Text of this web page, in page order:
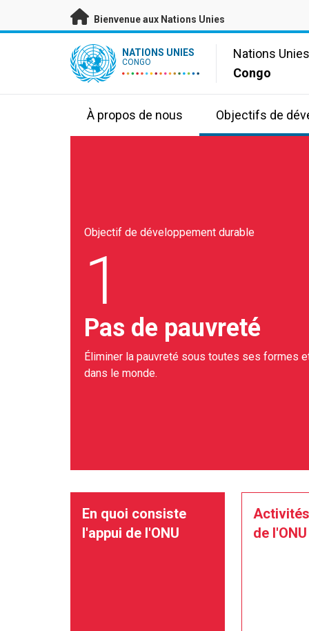
Passer au contenu principal
Bienvenue aux Nations Unies
UN Logo NATIONS UNIES
CONGO
Nations Unies
Congo
À propos de nous Objectifs de
Objectif de développement durable
1
Pas de pauvreté
Éliminer la pauvreté sous toutes ses formes
dans le monde.
En quoi consiste
l'appui de l'ONU
de l'ONU